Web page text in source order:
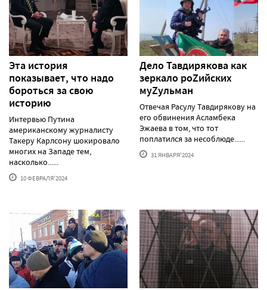
Эта история
показывает, что надо
бороться за свою
историю
Интервью Путина
американскому журналисту
Такеру Карлсону шокировало
многих на Западе тем,
насколько......
10 ФЕВРАЛЯ'2024
Дело Тавдирякова как
зеркало роZийских
муZульман
Отвечая Расулу Тавдирякову на
его обвинения Асламбека
Эжаева в том, что тот
поплатился за несоблюде......
31 ЯНВАРЯ'2024